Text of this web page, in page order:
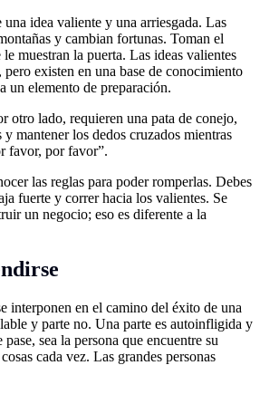
idea valiente y una arriesgada. Las
y cambian fortunas. Toman el
muestran la puerta. Las ideas valientes
pero existen en una base de conocimiento
un elemento de preparación.
otro lado, requieren una pata de conejo,
mantener los dedos cruzados mientras
favor, por favor”.
las reglas para poder romperlas. Debes
fuerte y correr hacia los valientes. Se
un negocio; eso es diferente a la
interponen en el camino del éxito de una
y parte no. Una parte es autoinfligida y
sea la persona que encuentre su
cada vez. Las grandes personas